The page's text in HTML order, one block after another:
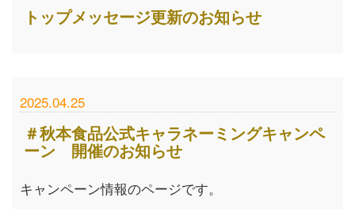
トップメッセージ更新のお知らせ
2025.04.25
＃秋本食品公式キャラネーミングキャンペ
ーン 開催のお知らせ
キャンペーン情報のページです。